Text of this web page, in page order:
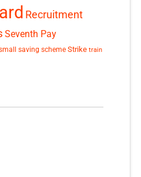
Recruitment
Seventh Pay
saving scheme Strike train